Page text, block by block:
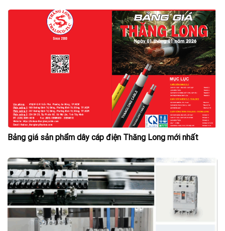
Bảng giá sản phẩm dây cáp điện Thăng Long mới nhất